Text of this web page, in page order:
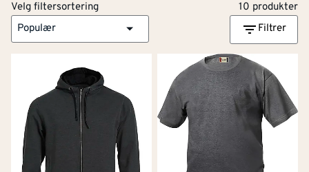
Velg filtersortering
10 produkter
Populær
Filtrer